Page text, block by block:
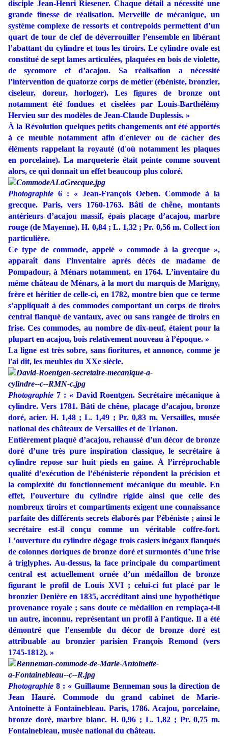
disciple Jean-Henri Riesener. Chaque détail a nécessité une
grande finesse de réalisation. Merveille de mécanique, un
système complexe de ressorts et contrepoids permettent d’un
quart de tour de clef de déverrouiller l’ensemble en libérant
l’abattant du cylindre et tous les tiroirs. Le cylindre ovale est
constitué de sept lames articulées, plaquées en bois de violette,
de sycomore et d’acajou. Sa réalisation a nécessité
l’intervention de quatorze corps de métier (ébéniste, bronzier,
ciseleur, doreur, horloger). Les figures de bronze ont
notamment été fondues et ciselées par Louis-Barthélémy
Hervieu sur des modèles de Jean-Claude Duplessis. »
À la Révolution quelques petits changements ont été apportés
à ce meuble notamment afin d'enlever ou de cacher des
éléments rappelant la royauté (d'où notamment les plaques
en porcelaine). La marqueterie était peinte comme souvent
alors, ce qui donnait un effet beaucoup plus coloré.
Photographie 6 : « Jean-François Oeben. Commode à la
grecque. Paris, vers 1760-1763. Bâti de chêne, montants
antérieurs d’acajou massif, épais placage d’acajou, marbre
rouge (de Mayenne). H. 0,84 ; L. 1,32 ; Pr. 0,56 m. Collect ion
particulière.
Ce type de commode, appelé « commode à la grecque »,
apparaît dans l’inventaire après décès de madame de
Pompadour, à Ménars notamment, en 1764. L’inventaire du
même château de Ménars, à la mort du marquis de Marigny,
frère et héritier de celle-ci, en 1782, montre bien que ce terme
s’appliquait à des commodes comportant un corps de tiroirs
central flanqué de vantaux, avec ou sans rangée de tiroirs en
frise. Ces commodes, au nombre de dix-neuf, étaient pour la
plupart en acajou, bois relativement nouveau à l’époque. »
La ligne est très sobre, sans fioritures, et annonce, comme je
l'ai dit, les meubles du XXe siècle.
Photographie 7 : « David Roentgen. Secrétaire mécanique à
cylindre. Vers 1781. Bâti de chêne, placage d’acajou, bronze
doré, acier. H. 1,48 ; L. 1,49 ; Pr. 0,83 m. Versailles, musée
national des châteaux de Versailles et de Trianon.
Entièrement plaqué d’acajou, rehaussé d’un décor de bronze
doré d’une très pure inspiration classique, le secrétaire à
cylindre repose sur huit pieds en gaine. À l’irréprochable
qualité d’exécution de l’ébénisterie répondent la précision et
la complexité du fonctionnement mécanique du meuble. En
effet, l’ouverture du cylindre rigide ainsi que celle des
nombreux tiroirs et compartiments exigent une connaissance
parfaite des différents secrets élaborés par l’ébéniste ; ainsi le
secrétaire est-il conçu comme un véritable coffre-fort.
L’ouverture du cylindre dégage trois casiers inégaux flanqués
de colonnes doriques de bronze doré et surmontés d’une frise
à triglyphes. Au-dessus, la face principale du compartiment
central est actuellement ornée d’un médaillon de bronze
figurant le profil de Louis XVI ; celui‐ci fut placé par le
bronzier Denière en 1835, accréditant ainsi une hypothétique
provenance royale ; sans doute ce médaillon en remplaça‐t-il
un autre, inconnu, représentant un profil à l’antique. Il a été
démontré que l’ensemble du décor de bronze doré est
attribuable au bronzier parisien François Remond (vers
1745‐1812). »
Photographie 8 : « Guillaume Benneman sous la direction de
Jean Hauré. Commode du grand cabinet de Marie-
Antoinette à Fontainebleau. Paris, 1786. Acajou, porcelaine,
bronze doré, marbre blanc. H. 0,96 ; L. 1,82 ; Pr. 0,75 m.
Fontainebleau, musée national du château.